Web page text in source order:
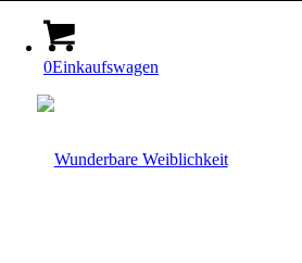
0Einkaufswagen